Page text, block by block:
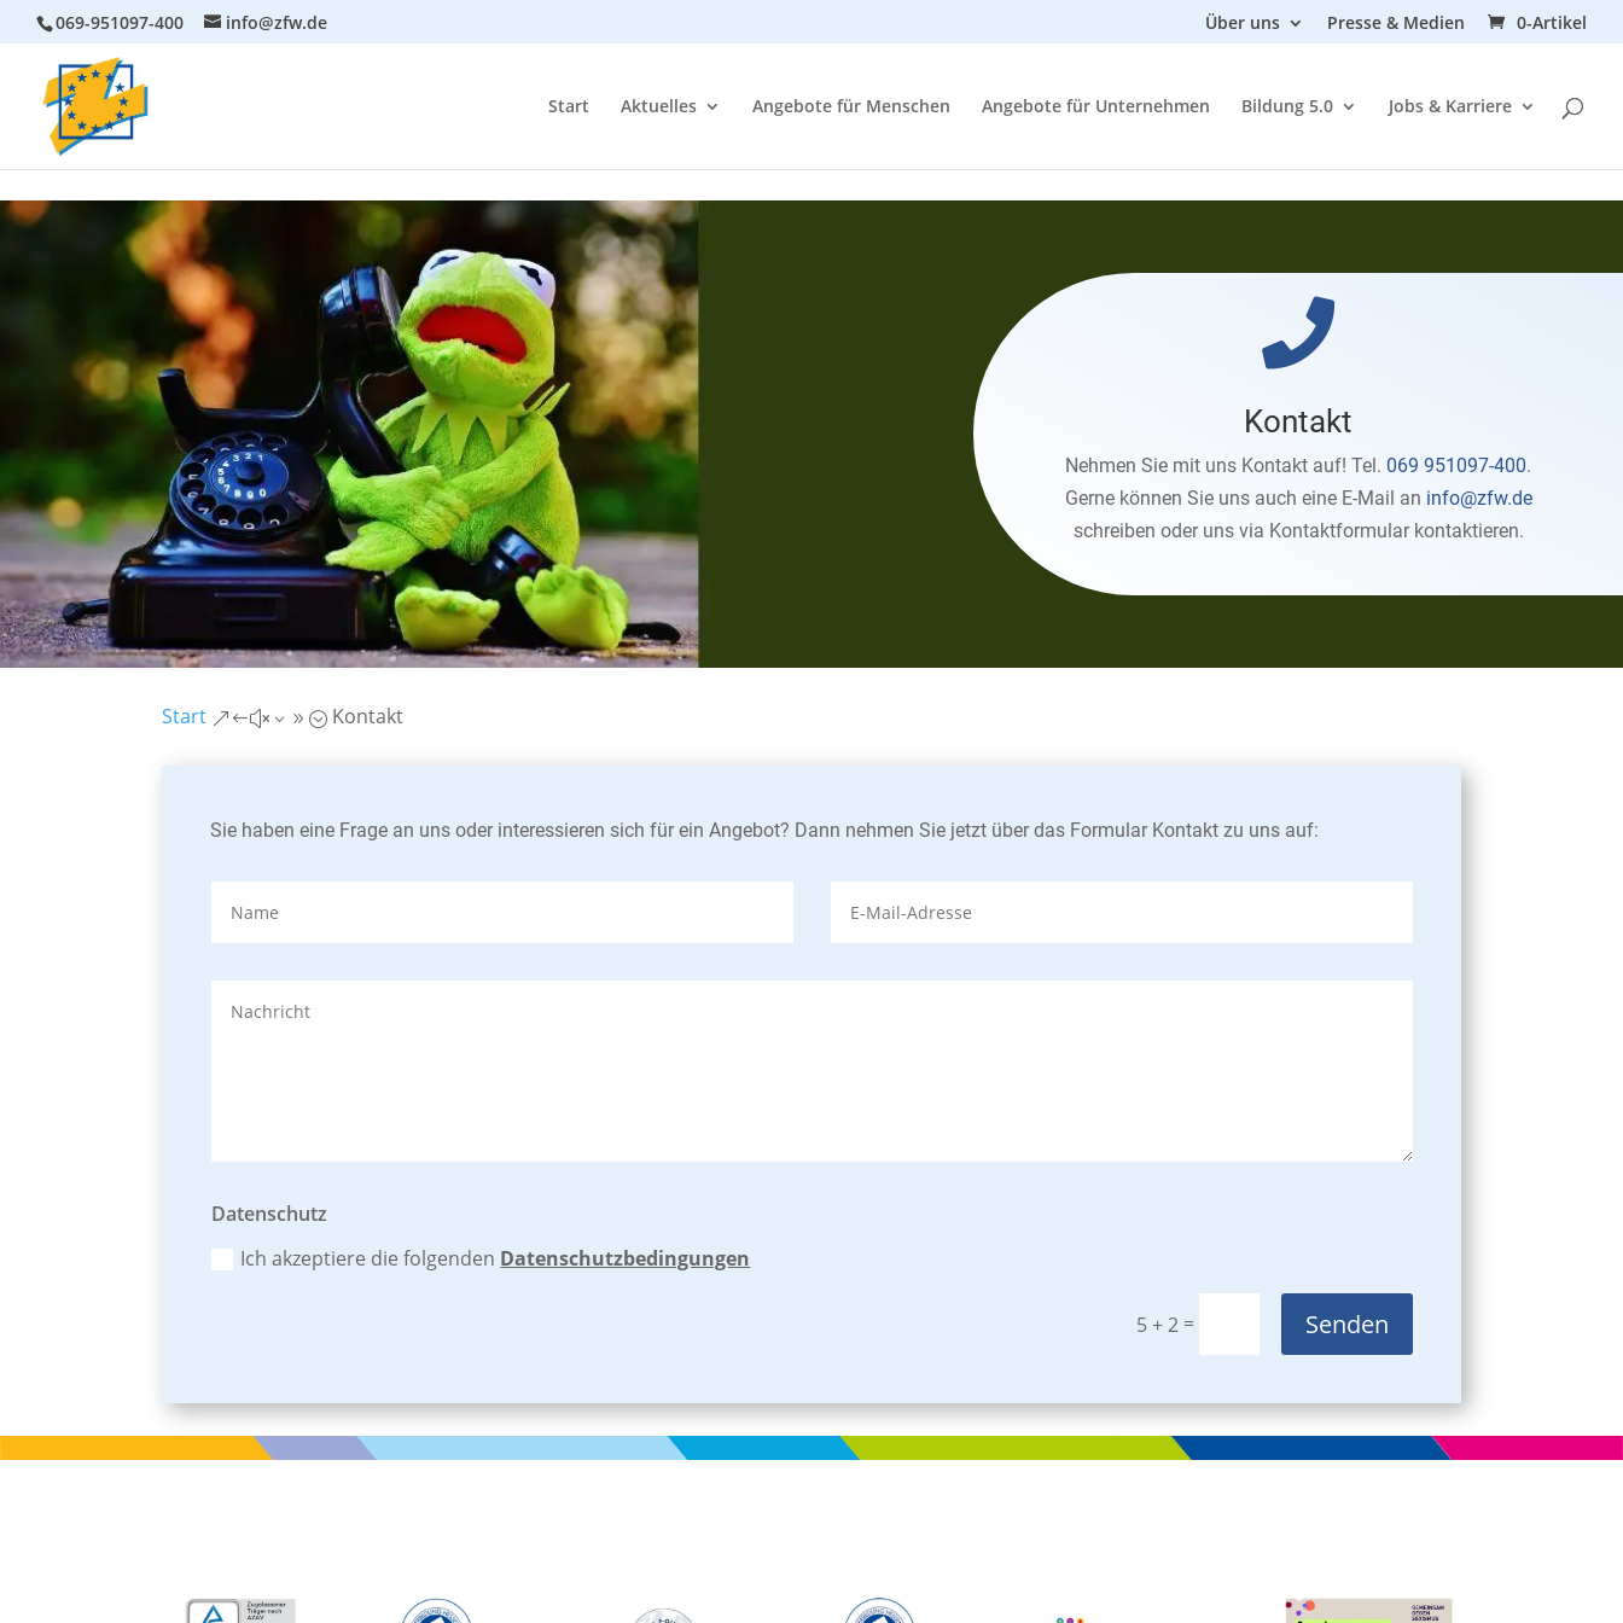
069-951097-400 info@zfw.de Über uns Presse & Medien 0-Artikel
Start Aktuelles Angebote für Menschen Angebote für Unternehmen Bildung 5.0 Jobs & Karriere

Kontakt
Nehmen Sie mit uns Kontakt auf! Tel. 069 951097-400.
Gerne können Sie uns auch eine E-Mail an info@zfw.de
schreiben oder uns via Kontaktformular kontaktieren.
Start &#x39; Kontakt
Sie haben eine Frage an uns oder interessieren sich für ein Angebot? Dann nehmen Sie jetzt über das Formular Kontakt zu uns auf:
Datenschutz
Ich akzeptiere die folgenden Datenschutzbedingungen
5 + 2 = Senden